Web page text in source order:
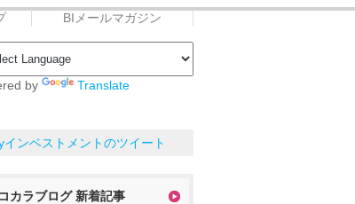
BIメールマガジン
by Translate
インベストメントのツイート
カラブログ 新着記事